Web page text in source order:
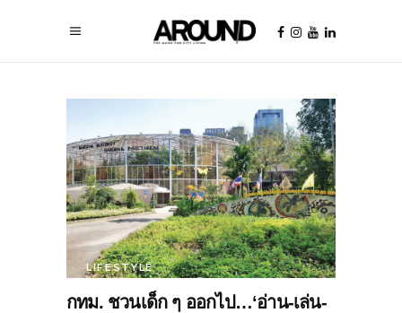
LIFESTYLE
กทม. ชวนเด็ก ๆ ออกไป…‘อ่าน-เล่น-